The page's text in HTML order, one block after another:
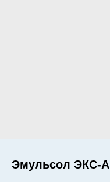
Эмульсол ЭКС-А